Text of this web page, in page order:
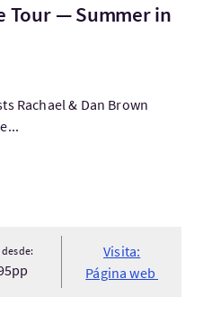
Tour — Summer in
Rachael & Dan Brown
Visita:
Página web